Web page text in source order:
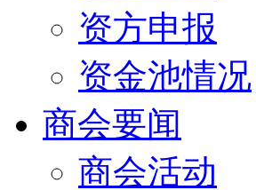
资方申报
资金池情况
商会要闻
商会活动